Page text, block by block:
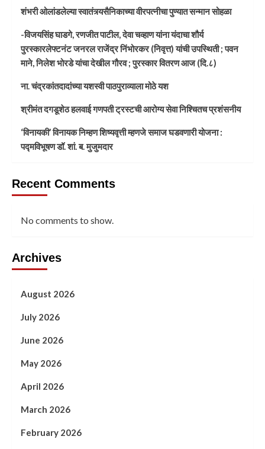
शंभरी ओलांडलेल्या स्वातंत्र्यसैनिकाच्या वीरपत्नीचा पुण्यात सन्मान सोहळा
-विजयसिंह घाडगे, रणजीत पाटील, देवा चव्हाण यांना यंदाचा शौर्य
पुरस्कारलेफ्टनंट जनरल राजेंद्र निंभोरकर (निवृत्त) यांची उपस्थिती ; पवन
माने, निलेश भोरडे यांचा देखील गौरव ; पुरस्कार वितरण आज (दि.८)
ना. चंद्रकांतदादांच्या यशस्वी पाठपुराव्याला मोठे यश
श्रीमंत दगडूशेठ हलवाई गणपती ट्रस्टची आरोग्य सेवा निश्चितच प्रशंसनीय
‘विनायकी’ विनायक निम्हण शिष्यवृत्ती म्हणजे समाज घडवणारी योजना :
पद्मविभूषण डॉ. शां. ब. मुजुमदार
Recent Comments
No comments to show.
Archives
August 2026
July 2026
June 2026
May 2026
April 2026
March 2026
February 2026